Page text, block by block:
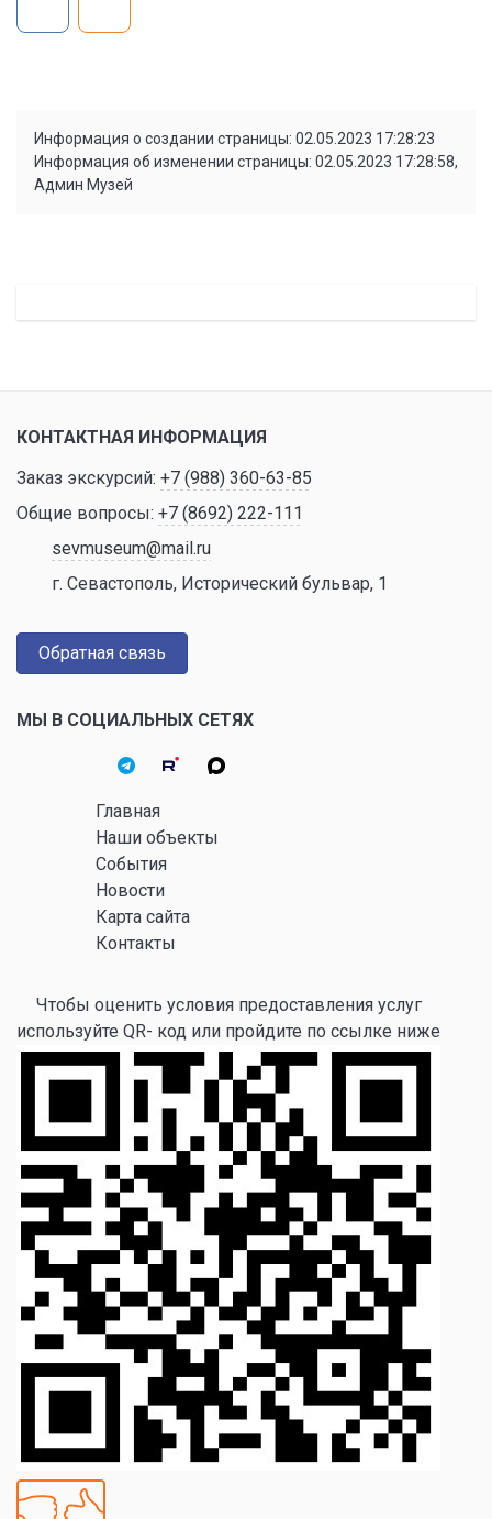
Информация о создании страницы: 02.05.2023 17:28:23
Информация об изменении страницы: 02.05.2023 17:28:58,
Админ Музей
КОНТАКТНАЯ ИНФОРМАЦИЯ
Заказ экскурсий: +7 (988) 360-63-85
Общие вопросы: +7 (8692) 222-111
sevmuseum@mail.ru
г. Севастополь, Исторический бульвар, 1
Обратная связь
МЫ В СОЦИАЛЬНЫХ СЕТЯХ
Главная
Наши объекты
События
Новости
Карта сайта
Контакты
Чтобы оценить условия предоставления услуг
используйте QR- код или пройдите по ссылке ниже